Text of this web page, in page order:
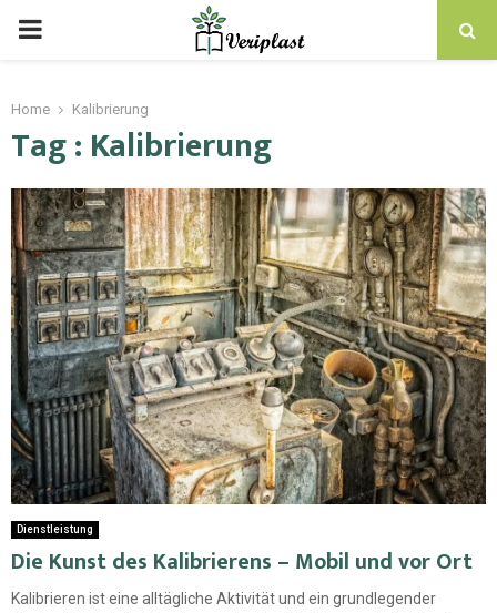
Home Kalibrierung
Tag : Kalibrierung
Dienstleistung
Die Kunst des Kalibrierens – Mobil und vor Ort
Kalibrieren ist eine alltägliche Aktivität und ein grundlegender